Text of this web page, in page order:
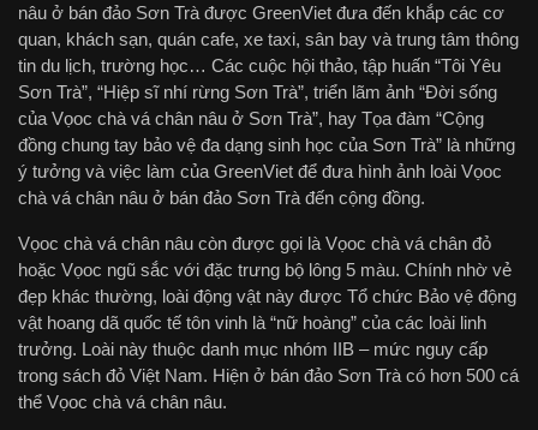
nâu ở bán đảo Sơn Trà được GreenViet đưa đến khắp các cơ
quan, khách sạn, quán cafe, xe taxi, sân bay và trung tâm thông
tin du lịch, trường học… Các cuộc hội thảo, tập huấn “Tôi Yêu
Sơn Trà”, “Hiệp sĩ nhí rừng Sơn Trà”, triển lãm ảnh “Đời sống
của Vọoc chà vá chân nâu ở Sơn Trà”, hay Tọa đàm “Cộng
đồng chung tay bảo vệ đa dạng sinh học của Sơn Trà” là những
ý tưởng và việc làm của GreenViet để đưa hình ảnh loài Vọoc
chà vá chân nâu ở bán đảo Sơn Trà đến cộng đồng.
Vọoc chà vá chân nâu còn được gọi là Vọoc chà vá chân đỏ
hoặc Vọoc ngũ sắc với đặc trưng bộ lông 5 màu. Chính nhờ vẻ
đẹp khác thường, loài động vật này được Tổ chức Bảo vệ động
vật hoang dã quốc tế tôn vinh là “nữ hoàng” của các loài linh
trưởng. Loài này thuộc danh mục nhóm IIB – mức nguy cấp
trong sách đỏ Việt Nam. Hiện ở bán đảo Sơn Trà có hơn 500 cá
thể Vọoc chà vá chân nâu.